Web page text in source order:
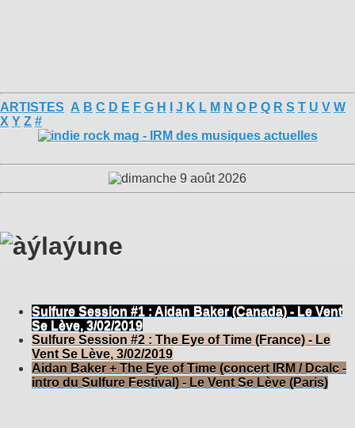
ARTISTES A B C D E F G H J K L M N O P Q R S T U V W
X Y Z #
Sulfure Session #1 : Aidan Baker (Canada) - Le Vent
Se Lève, 3/02/2019
Sulfure Session #2 : The Eye of Time (France) - Le
Vent Se Lève, 3/02/2019
Aidan Baker + The Eye of Time (concert IRM / Dcalc -
intro du Sulfure Festival) - Le Vent Se Lève (Paris)